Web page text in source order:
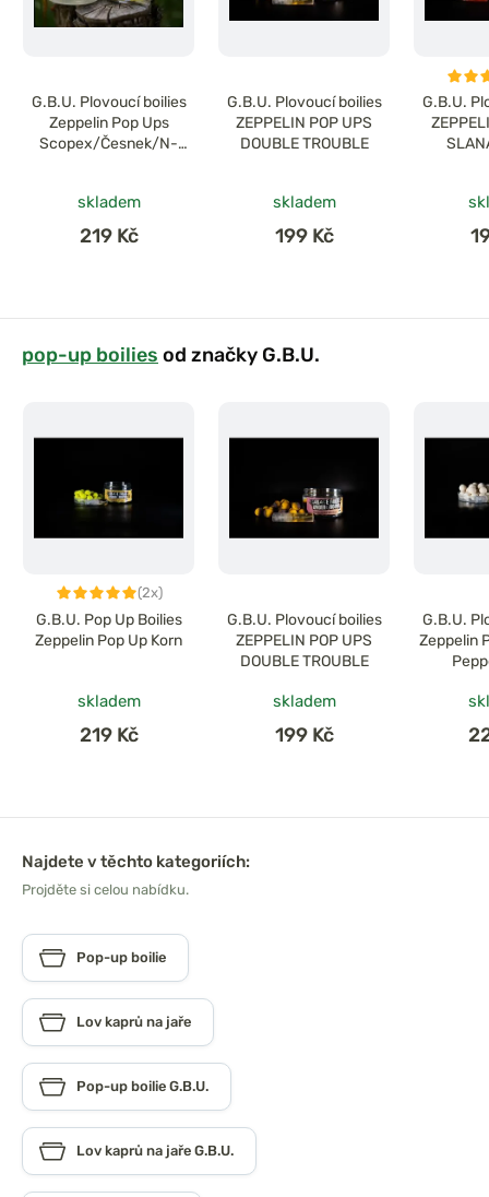
G.B.U. Plovoucí boilies
Zeppelin Pop Ups
Scopex/Česnek/N-
skladem
219 Kč
G.B.U. Plovoucí boilies
ZEPPELIN POP UPS
DOUBLE TROUBLE
skladem
199 Kč
G.B.U.
pop-up boilies od značky G.B.U.
(2x)
G.B.U. Pop Up Boilies
Zeppelin Pop Up Korn
skladem
219 Kč
G.B.U. Plovoucí boilies
ZEPPELIN POP UPS
DOUBLE TROUBLE
skladem
199 Kč
G.B.U.
Zeppelin
Najdete v těchto kategoriích:
Projděte si celou nabídku.
Pop-up boilie
Lov kaprů na jaře
Pop-up boilie G.B.U.
Lov kaprů na jaře G.B.U.